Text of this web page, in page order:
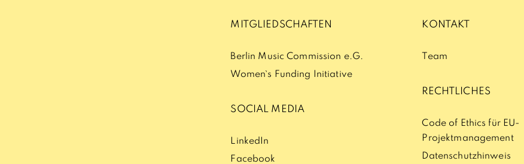
MITGLIEDSCHAFTEN
Berlin Music Commission e.G.
Women`s Funding Initiative
SOCIAL MEDIA
LinkedIn
Facebook
KONTAKT
Team
RECHTLICHES
Code of Ethics für EU-
Projektmanagement
Datenschutzhinweis